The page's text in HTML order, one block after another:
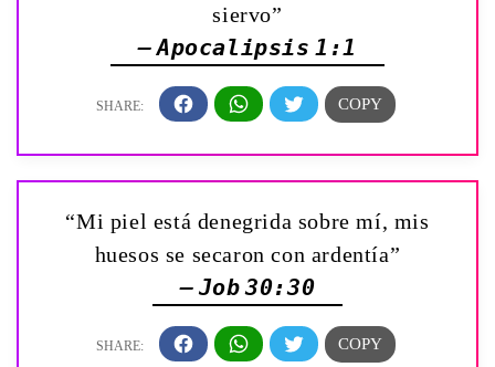
siervo”
— Apocalipsis 1:1
“Mi piel está denegrida sobre mí, mis
huesos se secaron con ardentía”
— Job 30:30